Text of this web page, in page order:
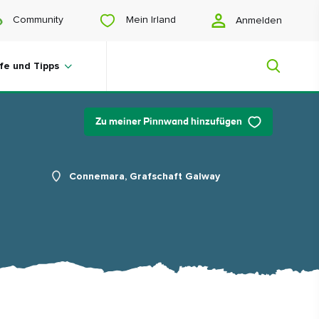
Community Mein Irland Anmelden
und Tipps
Zu meiner Pinnwand hinzufügen
Connemara, Grafschaft Galway